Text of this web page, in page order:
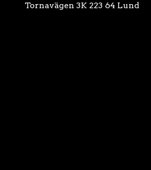
Tornavägen 3K 223 64 Lund